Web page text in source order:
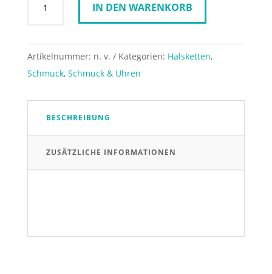
Icons
-
Menge
IN DEN WARENKORB
Artikelnummer: n. v. Kategorien: Halsketten,
Schmuck, Schmuck & Uhren
BESCHREIBUNG
ZUSÄTZLICHE INFORMATIONEN